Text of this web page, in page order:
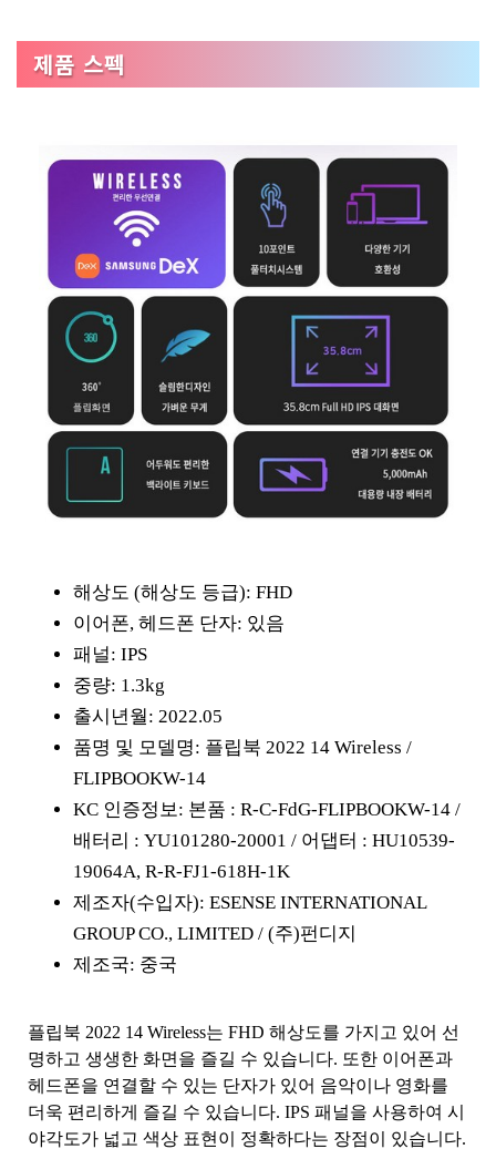
제품 스펙
해상도 (해상도 등급): FHD
이어폰, 헤드폰 단자: 있음
패널: IPS
중량: 1.3kg
출시년월: 2022.05
품명 및 모델명: 플립북 2022 14 Wireless /
FLIPBOOKW-14
KC 인증정보: 본품 : R-C-FdG-FLIPBOOKW-14 /
배터리 : YU101280-20001 / 어댑터 : HU10539-
19064A, R-R-FJ1-618H-1K
제조자(수입자): ESENSE INTERNATIONAL
GROUP CO., LIMITED / (주)펀디지
제조국: 중국
플립북 2022 14 Wireless는 FHD 해상도를 가지고 있어 선
명하고 생생한 화면을 즐길 수 있습니다. 또한 이어폰과
헤드폰을 연결할 수 있는 단자가 있어 음악이나 영화를
더욱 편리하게 즐길 수 있습니다. IPS 패널을 사용하여 시
야각도가 넓고 색상 표현이 정확하다는 장점이 있습니다.